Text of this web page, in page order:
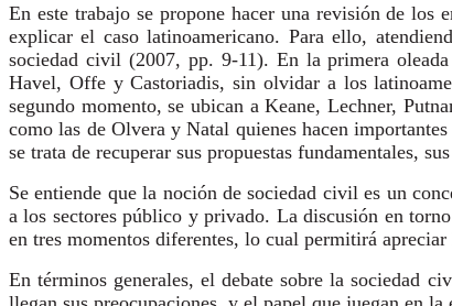
En este trabajo se propone hacer una revisión de los
explicar el caso latinoamericano. Para ello,
sociedad civil (2007, pp. 9-11). En la primera
Havel, Offe y Castoriadis, sin olvidar a los
segundo momento, se ubican a Keane, Lechner,
como las de Olvera y Natal quienes hacen
se trata de recuperar sus propuestas fundamentales,
Se entiende que la noción de sociedad civil es un
a los sectores público y privado. La discusión en
en tres momentos diferentes, lo cual permitirá
En términos generales, el debate sobre la sociedad